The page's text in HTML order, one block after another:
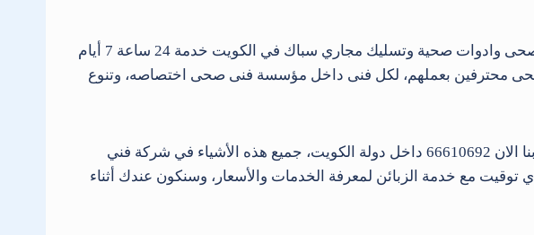
هوا أول شركة تسليك مجاري لكافة محافظات الكويت نقدم خدمات فنى صحى وادوات صحية وتسليك مجاري سباك في الكويت خدمة 24 ساعة 7 أيام
صحى محترفين بعملهم، لكل فنى داخل مؤسسة فنى صحى اختصاصه، وتنوع
مؤسسة فني صحى خدمات التركيب والصيانة من ادوات صحية في جميع أنحاء دولة الكويت ، اتصل بنا الان 66610692 داخل دولة الكويت، جميع هذه الأشياء في شركة فني
مع خدمة الزبائن لمعرفة الخدمات والأسعار، وسنكون عندك أثناء